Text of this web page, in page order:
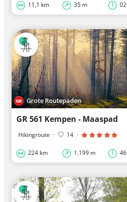
11,1 km 35 m
Grote Routepaden
GR 561 Kempen - Maaspad
Hikingroute · 14 ·
224 km 1.199 m